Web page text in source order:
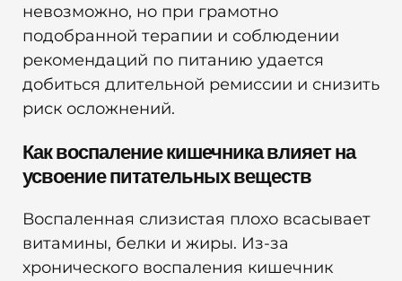
невозможно, но при грамотно
подобранной терапии и соблюдении
рекомендаций по питанию удается
добиться длительной ремиссии и снизить
риск осложнений.
Как воспаление кишечника влияет на
усвоение питательных веществ
Воспаленная слизистая плохо всасывает
витамины, белки и жиры. Из-за
хронического воспаления кишечник